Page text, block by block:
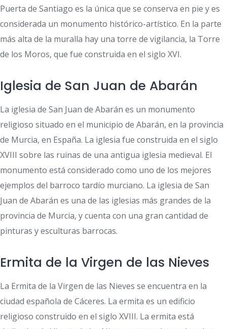
Puerta de Santiago es la única que se conserva en pie y es
considerada un monumento histórico-artístico. En la parte
más alta de la muralla hay una torre de vigilancia, la Torre
de los Moros, que fue construida en el siglo XVI.
Iglesia de San Juan de Abarán
La iglesia de San Juan de Abarán es un monumento
religioso situado en el municipio de Abarán, en la provincia
de Murcia, en España. La iglesia fue construida en el siglo
XVIII sobre las ruinas de una antigua iglesia medieval. El
monumento está considerado como uno de los mejores
ejemplos del barroco tardío murciano. La iglesia de San
Juan de Abarán es una de las iglesias más grandes de la
provincia de Murcia, y cuenta con una gran cantidad de
pinturas y esculturas barrocas.
Ermita de la Virgen de las Nieves
La Ermita de la Virgen de las Nieves se encuentra en la
ciudad española de Cáceres. La ermita es un edificio
religioso construido en el siglo XVIII. La ermita está